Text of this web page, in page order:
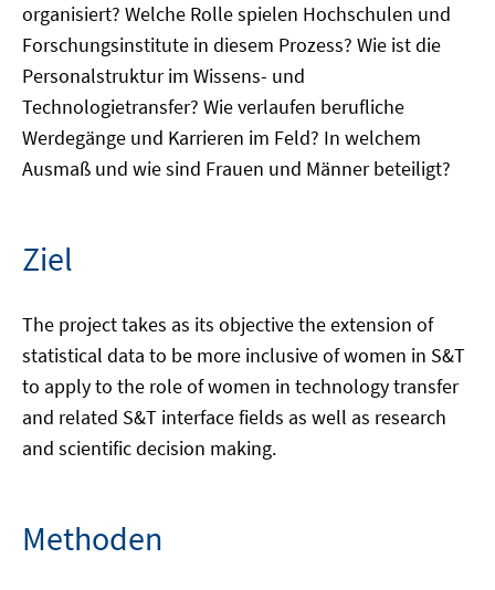
organisiert? Welche Rolle spielen Hochschulen und
Forschungsinstitute in diesem Prozess? Wie ist die
Personalstruktur im Wissens- und
Technologietransfer? Wie verlaufen berufliche
Werdegänge und Karrieren im Feld? In welchem
Ausmaß und wie sind Frauen und Männer beteiligt?
Ziel
The project takes as its objective the extension of
statistical data to be more inclusive of women in S&T
to apply to the role of women in technology transfer
and related S&T interface fields as well as research
and scientific decision making.
Methoden